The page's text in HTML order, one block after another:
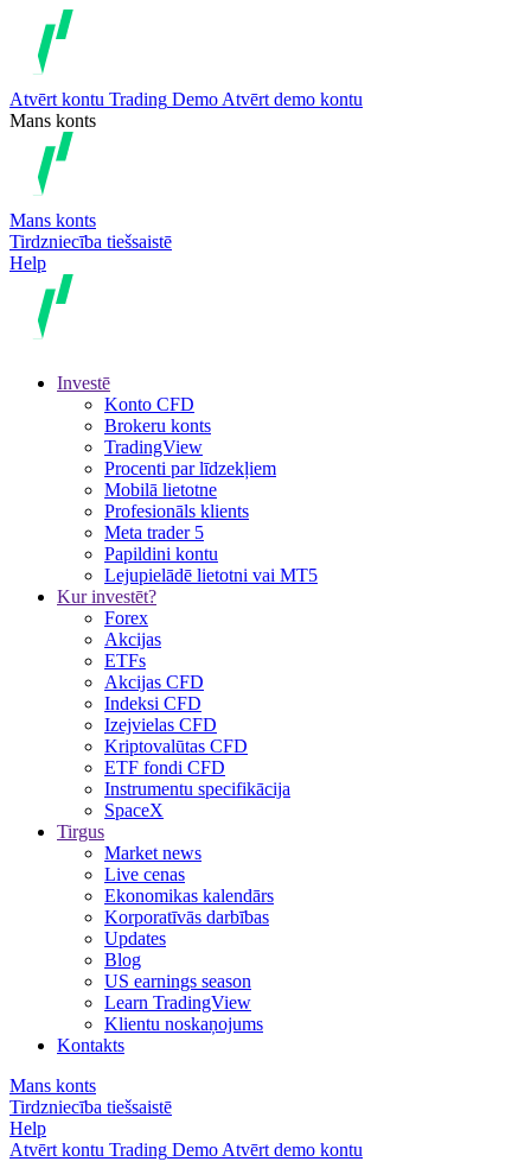
Atvērt kontu Trading Demo Atvērt demo kontu
Mans konts
Mans konts
Tirdzniecība tiešsaistē
Help
Investē
Konto CFD
Brokeru konts
TradingView
Procenti par līdzekļiem
Mobilā lietotne
Profesionāls klients
Meta trader 5
Papildini kontu
Lejupielādē lietotni vai MT5
Kur investēt?
Forex
Akcijas
ETFs
Akcijas CFD
Indeksi CFD
Izejvielas CFD
Kriptovalūtas CFD
ETF fondi CFD
Instrumentu specifikācija
SpaceX
Tirgus
Market news
Live cenas
Ekonomikas kalendārs
Korporatīvās darbības
Updates
Blog
US earnings season
Learn TradingView
Klientu noskaņojums
Kontakts
Mans konts
Tirdzniecība tiešsaistē
Help
Atvērt kontu Trading Demo Atvērt demo kontu